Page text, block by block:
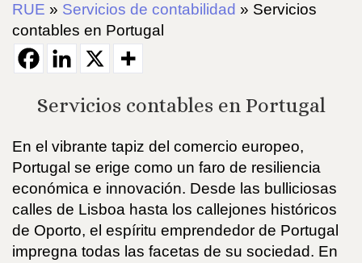
RUE » Servicios de contabilidad » Servicios
contables en Portugal
Servicios contables en Portugal
En el vibrante tapiz del comercio europeo,
Portugal se erige como un faro de resiliencia
económica e innovación. Desde las bulliciosas
calles de Lisboa hasta los callejones históricos
de Oporto, el espíritu emprendedor de Portugal
impregna todas las facetas de su sociedad. En